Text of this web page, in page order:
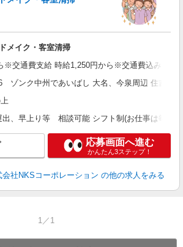
メイク・客室清掃
※交通費支給 時給1,250円から※交通費込み 試用
ゾンク中州であいばし 大名、今泉周辺 住吉周
出、早上り等 相談可能 シフト制(お仕事は毎日
応募画面へ進む
かんたん3ステップ！
会社NKSコーポレーション の他の求人をみる
1／1